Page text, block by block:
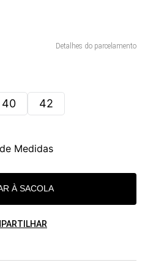
Detalhes do parcelamento
40 42
Medidas
À SACOLA